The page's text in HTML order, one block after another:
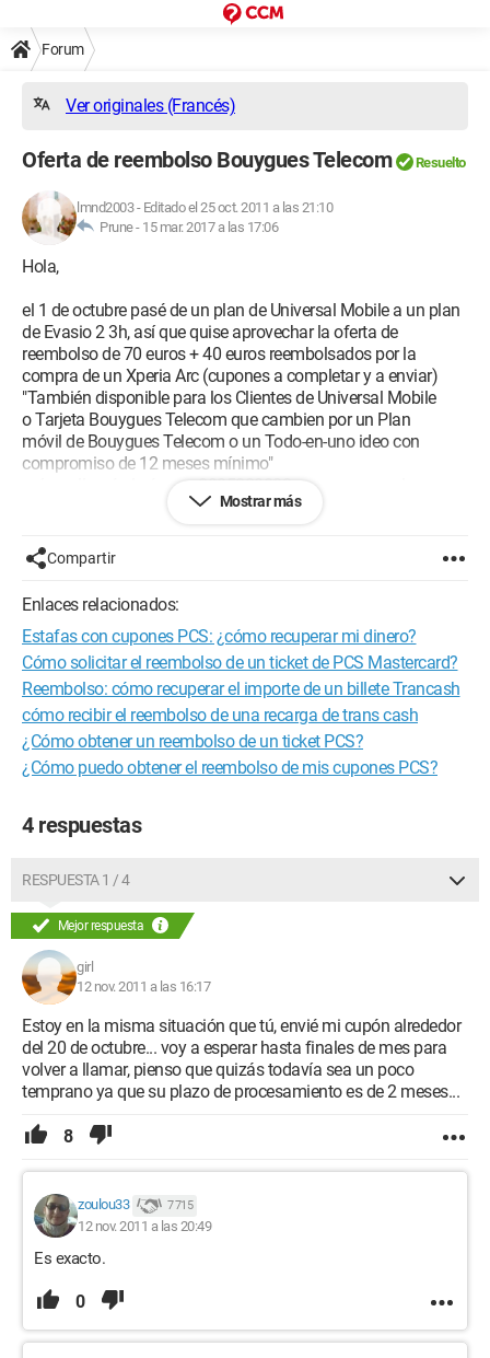
Forum
Ver originales (Francés)
Oferta de reembolso Bouygues Telecom Resuelto
lmnd2003- Editado el 25 oct. 2011 a las 21:10
Prune - 15 mar. 2017 a las 17:06
Hola,
el 1 de octubre pasé de un plan de Universal Mobile a un plan
de Evasio 2 3h, así que quise aprovechar la oferta de
reembolso de 70 euros + 40 euros reembolsados por la
compra de un Xperia Arc (cupones a completar y a enviar)
"También disponible para los Clientes de Universal Mobile
o Tarjeta Bouygues Telecom que cambien por un Plan
móvil de Bouygues Telecom o un Todo-en-uno ideo con
compromiso de 12 meses mínimo"
así que llamé al número 0825038038 para conocer el
desarrollo de esta oferta y al final escuché que no reconocían
en fin, llamé al servicio al cliente de Bouygues Telecom que
me dijo que no se había recibido ninguna carta.....(la envié el
día siguiente) y que debía esperar 8 semanas.., esperaré pero
al leer algunos foros me doy cuenta de que hay muchas
estafas con este tipo de oferta de reembolso y que el servicio
al cliente dice un poco cualquier cosa, me gustaría saber si
hay alguien que también ha tenido este tipo de problema,
¡gracias!
Configuración:Windows 7 / Firefox 7.0.1
Mostrar más
Compartir
Enlaces relacionados:
Estafas con cupones PCS: ¿cómo recuperar mi dinero?
Cómo solicitar el reembolso de un ticket de PCS Mastercard?
Reembolso: cómo recuperar el importe de un billete Trancash
cómo recibir el reembolso de una recarga de trans cash
¿Cómo obtener un reembolso de un ticket PCS?
¿Cómo puedo obtener el reembolso de mis cupones PCS?
4 respuestas
RESPUESTA 1 / 4
Mejor respuesta
girl
12 nov. 2011 a las 16:17
Estoy en la misma situación que tú, envié mi cupón alrededor
del 20 de octubre... voy a esperar hasta finales de mes para
volver a llamar, pienso que quizás todavía sea un poco
temprano ya que su plazo de procesamiento es de 2 meses...
8
zoulou33 7 715
12 nov. 2011 a las 20:49
Es exacto.
0